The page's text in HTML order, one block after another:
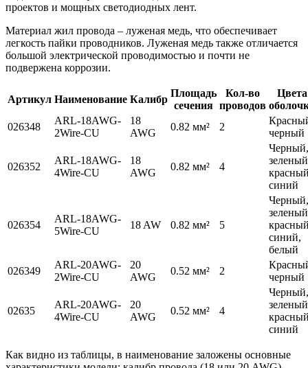
проектов и мощных светодиодных лент.
Материал жил провода – луженая медь, что обеспечивает
легкость пайки проводников. Луженая медь также отличается
большой электрической проводимостью и почти не
подвержена коррозии.
Артикул Наименование Калибр
Площадь
сечения
Кол-во
проводов
Цвета
026348
ARL-18AWG-
2Wire-CU
18
AWG
0.82 мм² 2
черный
026352
ARL-18AWG-
4Wire-CU
18
AWG
0.82 мм² 4
Черный,
синий
026354
ARL-18AWG-
5Wire-CU
18 AW 0.82 мм² 5
Черный,
синий,
белый
026349
ARL-20AWG-
2Wire-CU
20
AWG
0.52 мм² 2
черный
02635
ARL-20AWG-
4Wire-CU
20
AWG
0.52 мм² 4
Черный,
синий
Как видно из таблицы, в наименование заложены основные